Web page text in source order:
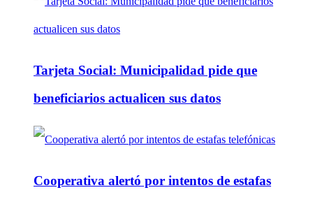
Tarjeta Social: Municipalidad pide que
beneficiarios actualicen sus datos
Cooperativa alertó por intentos de estafas